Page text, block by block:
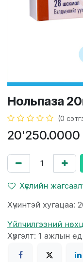
Нольпаза
(0
20'250.0000
Хүслийн
Хүчинтэй хугацаа:
Үйлчилгээний
Хүргэлт: 1 ажлын